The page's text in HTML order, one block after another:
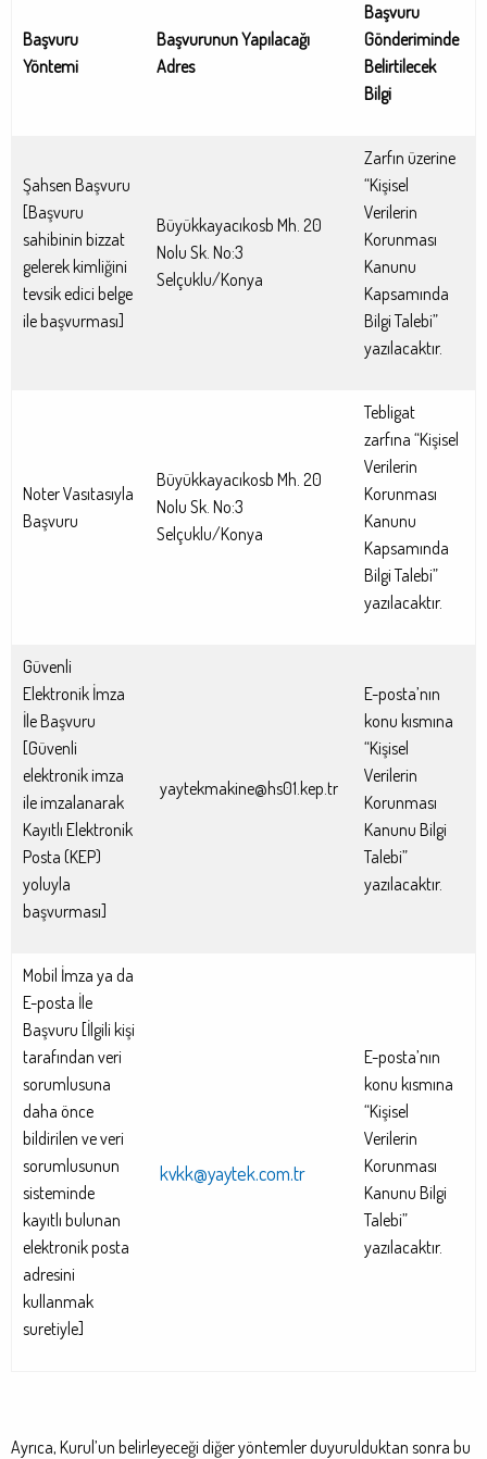
Başvuru
Yöntemi
Başvurunun Yapılacağı
Adres
Başvuru
Gönderiminde
Belirtilecek
Bilgi
Şahsen Başvuru
[Başvuru
sahibinin bizzat
gelerek kimliğini
tevsik edici belge
ile başvurması]
Büyükkayacıkosb Mh. 20
Nolu Sk. No:3
Selçuklu/Konya
Zarfın üzerine
“Kişisel
Verilerin
Korunması
Kanunu
Kapsamında
Bilgi Talebi”
yazılacaktır.
Noter Vasıtasıyla
Başvuru
Büyükkayacıkosb Mh. 20
Nolu Sk. No:3
Selçuklu/Konya
Tebligat
zarfına “Kişisel
Verilerin
Korunması
Kanunu
Kapsamında
Bilgi Talebi”
yazılacaktır.
Güvenli
Elektronik İmza
İle Başvuru
[Güvenli
elektronik imza
ile imzalanarak
Kayıtlı Elektronik
Posta (KEP)
yoluyla
başvurması]
yaytekmakine@hs01.kep.tr
E-posta’nın
konu kısmına
“Kişisel
Verilerin
Korunması
Kanunu Bilgi
Talebi”
yazılacaktır.
Mobil İmza ya da
E-posta İle
Başvuru [İlgili kişi
tarafından veri
sorumlusuna
daha önce
bildirilen ve veri
sorumlusunun
sisteminde
kayıtlı bulunan
elektronik posta
adresini
kullanmak
suretiyle]
kvkk@yaytek.com.tr
E-posta’nın
konu kısmına
“Kişisel
Verilerin
Korunması
Kanunu Bilgi
Talebi”
yazılacaktır.
Ayrıca, Kurul’un belirleyeceği diğer yöntemler duyurulduktan sonra bu